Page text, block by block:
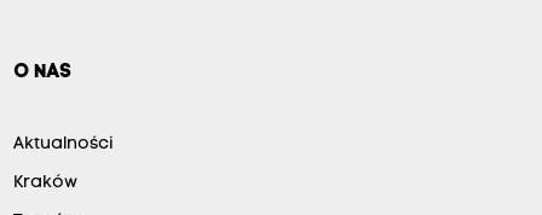
O NAS
Aktualności
Kraków